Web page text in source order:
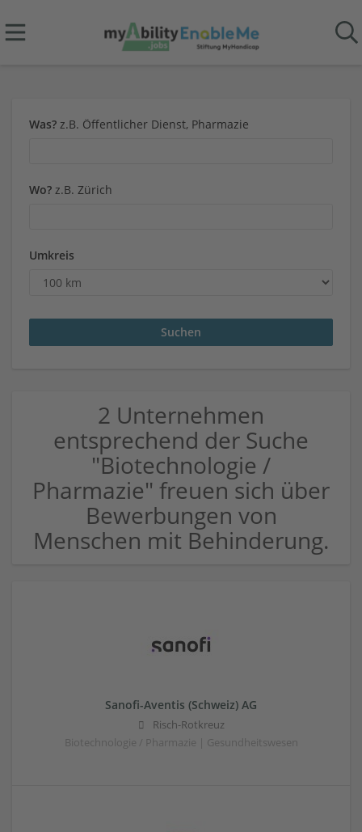
Was? z.B. Öffentlicher Dienst, Pharmazie
Wo? z.B. Zürich
Umkreis
2 Unternehmen
entsprechend der Suche
"Biotechnologie /
Pharmazie" freuen sich über
Bewerbungen von
Menschen mit Behinderung.
Sanofi-Aventis (Schweiz) AG
Risch-Rotkreuz
Biotechnologie / Pharmazie | Gesundheitswesen